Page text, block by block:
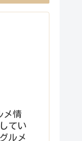
メ情
てい
ルメ